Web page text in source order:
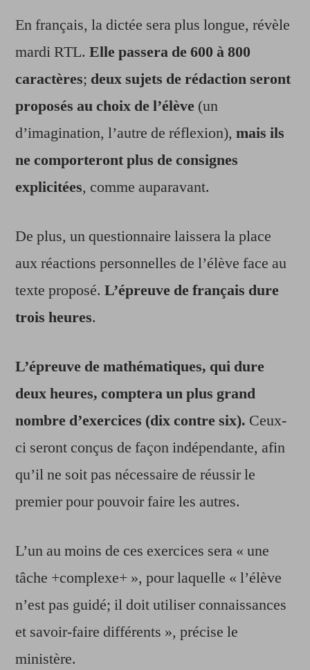
En français, la dictée sera plus longue, révèle
mardi RTL. Elle passera de 600 à 800
caractères; deux sujets de rédaction seront
proposés au choix de l’élève (un
d’imagination, l’autre de réflexion), mais ils
ne comporteront plus de consignes
explicitées, comme auparavant.
De plus, un questionnaire laissera la place
aux réactions personnelles de l’élève face au
texte proposé. L’épreuve de français dure
trois heures.
L’épreuve de mathématiques, qui dure
deux heures, comptera un plus grand
nombre d’exercices (dix contre six). Ceux-
ci seront conçus de façon indépendante, afin
qu’il ne soit pas nécessaire de réussir le
premier pour pouvoir faire les autres.
L’un au moins de ces exercices sera « une
tâche +complexe+ », pour laquelle « l’élève
n’est pas guidé; il doit utiliser connaissances
et savoir-faire différents », précise le
ministère.